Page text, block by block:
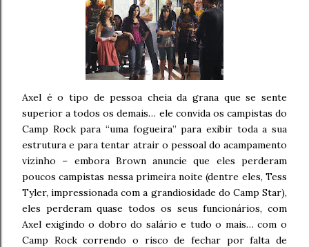
Axel é o tipo de pessoa cheia da grana que se sente
superior a todos os demais… ele convida os campistas do
Camp Rock para “uma fogueira” para exibir toda a sua
estrutura e para tentar atrair o pessoal do acampamento
vizinho – embora Brown anuncie que eles perderam
poucos campistas nessa primeira noite (dentre eles, Tess
Tyler, impressionada com a grandiosidade do Camp Star),
eles perderam quase todos os seus funcionários, com
Axel exigindo o dobro do salário e tudo o mais… com o
Camp Rock correndo o risco de fechar por falta de